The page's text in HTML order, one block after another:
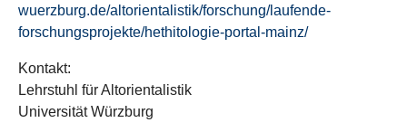
wuerzburg.de/altorientalistik/forschung/laufende-
forschungsprojekte/hethitologie-portal-mainz/
Kontakt:
Lehrstuhl für Altorientalistik
Universität Würzburg